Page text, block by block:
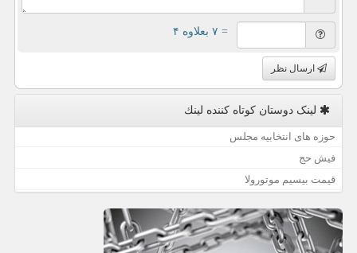
= ۷ بعلاوه ۴
ارسال نظر
لینک دوستان كوتاه كننده لینك
حوزه های انتخابیه مجلس
فیش حج
قیمت بیسیم موتورولا